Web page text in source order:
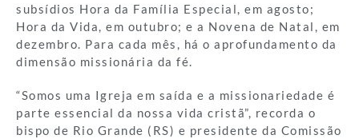
subsídios Hora da Família Especial, em agosto;
Hora da Vida, em outubro; e a Novena de Natal, em
dezembro. Para cada mês, há o aprofundamento da
dimensão missionária da fé.
“Somos uma Igreja em saída e a missionariedade é
parte essencial da nossa vida cristã”, recorda o
bispo de Rio Grande (RS) e presidente da Comissão